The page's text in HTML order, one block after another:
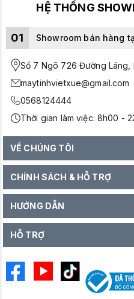
HỆ THỐNG
01 Showroom bán hàng
Số 7 Ngõ 726 Đường Láng,
maytinhvietxue@gmail.com
0568124444
Thời gian làm việc: 8h00 -
VỀ CHÚNG TÔI
CHÍNH SÁCH & HỖ TRỢ
HƯỚNG DẪN
HỖ TRỢ